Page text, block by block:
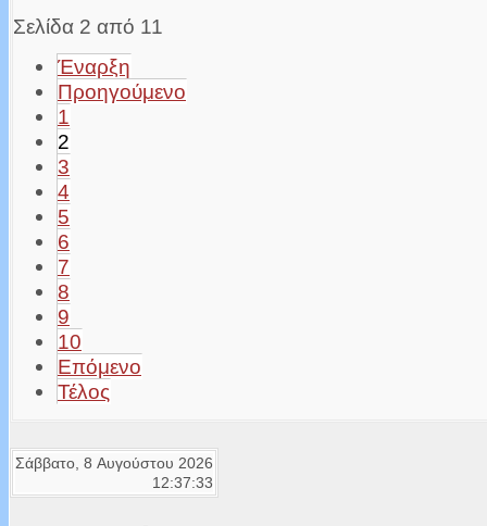
Σελίδα 2 από 11
Έναρξη
Προηγούμενο
1
2
3
4
5
6
7
8
9
10
Επόμενο
Τέλος
Σάββατο, 8 Αυγούστου 2026
12:37:33